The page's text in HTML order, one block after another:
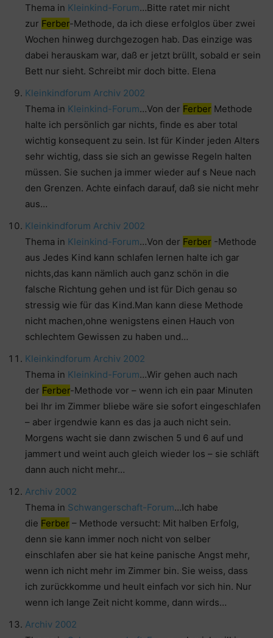
Thema in Kleinkind-Forum…Bitte ratet mir nicht
zur Ferber-Methode, da ich diese erfolglos über zwei
Wochen hinweg durchgezogen hab. Das einzige was
dabei herauskam war, daß er jetzt brüllt, sobald er sein
Bett nur sieht. Schreibt mir doch bitte. Elena
Kleinkindforum Archiv 2002
Thema in Kleinkind-Forum…Von der Ferber Methode
halte ich persönlich gar nichts, finde es aber total
wichtig konsequent zu sein. Ist für Kinder jeden Alters
sehr wichtig, dass sie sich an gewisse Regeln halten
müssen. Sie suchen ja immer wieder auf s Neue nach
den Grenzen. Achte einfach darauf, daß sie nicht mehr
aus…
Kleinkindforum Archiv 2002
Thema in Kleinkind-Forum…Von der Ferber -Methode
aus Jedes Kind kann schlafen lernen halte ich gar
nichts,das kann nämlich auch ganz schön in die
falsche Richtung gehen und ist für Dich genau so
stressig wie für das Kind.Man kann diese Methode
nicht machen,ohne wenigstens einen Hauch von
schlechtem Gewissen zu haben und…
Kleinkindforum Archiv 2002
Thema in Kleinkind-Forum…Wir gehen auch nach
der Ferber-Methode vor – wenn ich ein paar Minuten
bei Ihr im Zimmer bliebe wäre sie sofort eingeschlafen
– aber irgendwie kann es das ja auch nicht sein.
Morgens wacht sie dann zwischen 5 und 6 auf und
jammert und weint auch gleich wieder los – sie schläft
dann auch nicht mehr…
Archiv 2002
Thema in Schwangerschaft-Forum…Ich habe
die Ferber – Methode versucht: Mit halben Erfolg,
denn sie kann immer noch nicht von selber
einschlafen aber sie hat keine panische Angst mehr,
wenn ich nicht mehr im Zimmer bin. Sie weiss, dass
ich zurückkomme und heult einfach vor sich hin. Nur
wenn ich lange Zeit nicht komme, dann wirds…
Archiv 2002